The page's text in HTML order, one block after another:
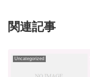
関連記事
Uncategorized